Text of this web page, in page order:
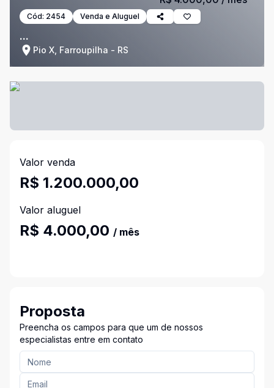
Cód: 2454 Venda e Aluguel
...
Pio X, Farroupilha - RS
Valor venda
R$ 1.200.000,00
Valor aluguel
R$ 4.000,00 / mês
Proposta
Preencha os campos para que um de nossos
especialistas entre em contato